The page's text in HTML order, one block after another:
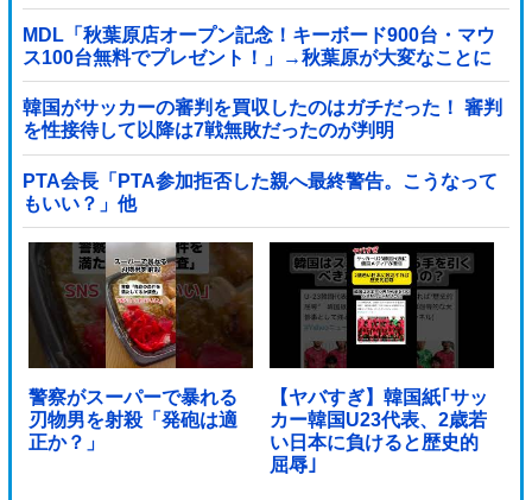
MDL「秋葉原店オープン記念！キーボード900台・マウ
ス100台無料でプレゼント！」→秋葉原が大変なことに
なってしまう
韓国がサッカーの審判を買収したのはガチだった！ 審判
を性接待して以降は7戦無敗だったのが判明
PTA会長「PTA参加拒否した親へ最終警告。こうなって
もいい？」他
警察がスーパーで暴れる
刃物男を射殺「発砲は適
正か？」
【ヤバすぎ】韓国紙｢サッ
カー韓国U23代表、2歳若
い日本に負けると歴史的
屈辱｣